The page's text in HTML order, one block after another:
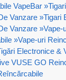
VapeBar »
Vanzare »Tigari
Vanzare »Vape-
»Vape-uri
Electronice &
VUSE GO